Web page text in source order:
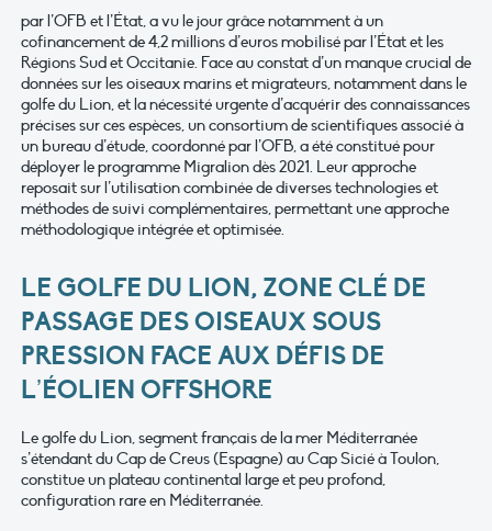
par l’OFB et l’État, a vu le jour grâce notamment à un
cofinancement de 4,2 millions d’euros mobilisé par l’État et les
Régions Sud et Occitanie. Face au constat d’un manque crucial de
données sur les oiseaux marins et migrateurs, notamment dans le
golfe du Lion, et la nécessité urgente d’acquérir des connaissances
précises sur ces espèces, un consortium de scientifiques associé à
un bureau d’étude, coordonné par l’OFB, a été constitué pour
déployer le programme Migralion dès 2021. Leur approche
reposait sur l’utilisation combinée de diverses technologies et
méthodes de suivi complémentaires, permettant une approche
méthodologique intégrée et optimisée.
LE GOLFE DU LION, ZONE CLÉ DE
PASSAGE DES OISEAUX SOUS
PRESSION FACE AUX DÉFIS DE
L’ÉOLIEN OFFSHORE
Le golfe du Lion, segment français de la mer Méditerranée
s’étendant du Cap de Creus (Espagne) au Cap Sicié à Toulon,
constitue un plateau continental large et peu profond,
configuration rare en Méditerranée.